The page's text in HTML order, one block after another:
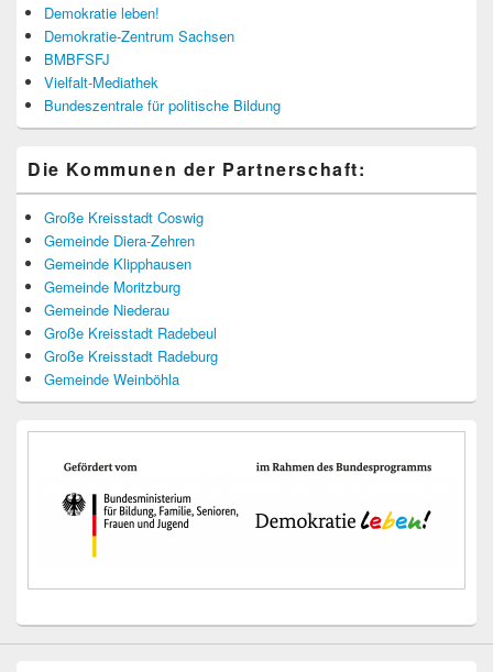
Demokratie leben!
Demokratie-Zentrum Sachsen
BMBFSFJ
Vielfalt-Mediathek
Bundeszentrale für politische Bildung
Die Kommunen der Partnerschaft:
Große Kreisstadt Coswig
Gemeinde Diera-Zehren
Gemeinde Klipphausen
Gemeinde Moritzburg
Gemeinde Niederau
Große Kreisstadt Radebeul
Große Kreisstadt Radeburg
Gemeinde Weinböhla